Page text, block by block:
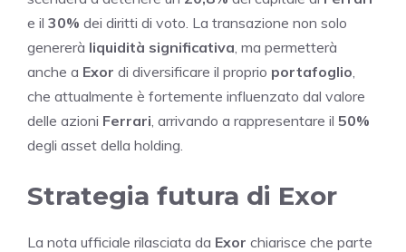
e il 30% dei diritti di voto. La transazione non solo
genererà liquidità significativa , ma permetterà
anche a Exor di diversificare il proprio portafoglio
che attualmente è fortemente influenzato dal valore
delle azioni Ferrari , arrivando a rappresentare il 50%
degli asset della holding.
Strategia futura di Exor
La nota ufficiale rilasciata da Exor chiarisce che parte